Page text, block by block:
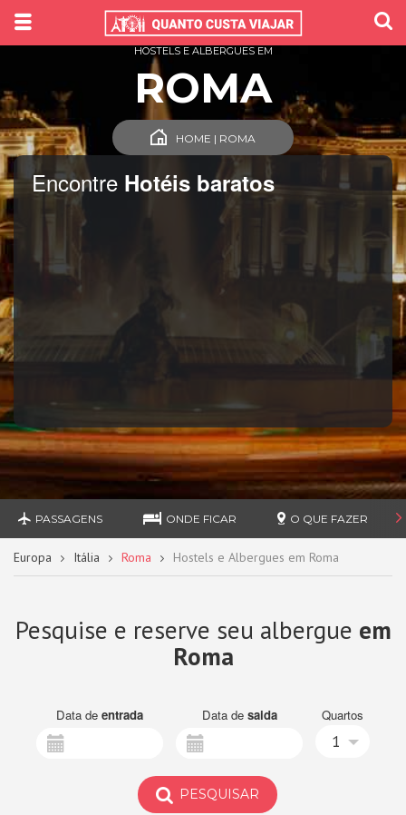
Encontre Hotéis baratos
HOSTELS E ALBERGUES EM
ROMA
HOME | ROMA
PASSAGENS ONDE FICAR O QUE FAZER
Europa Itália Roma Hostels e Albergues em Roma
Pesquise e reserve seu albergue em
Roma
Data de entrada Data de saida Quartos
1
PESQUISAR